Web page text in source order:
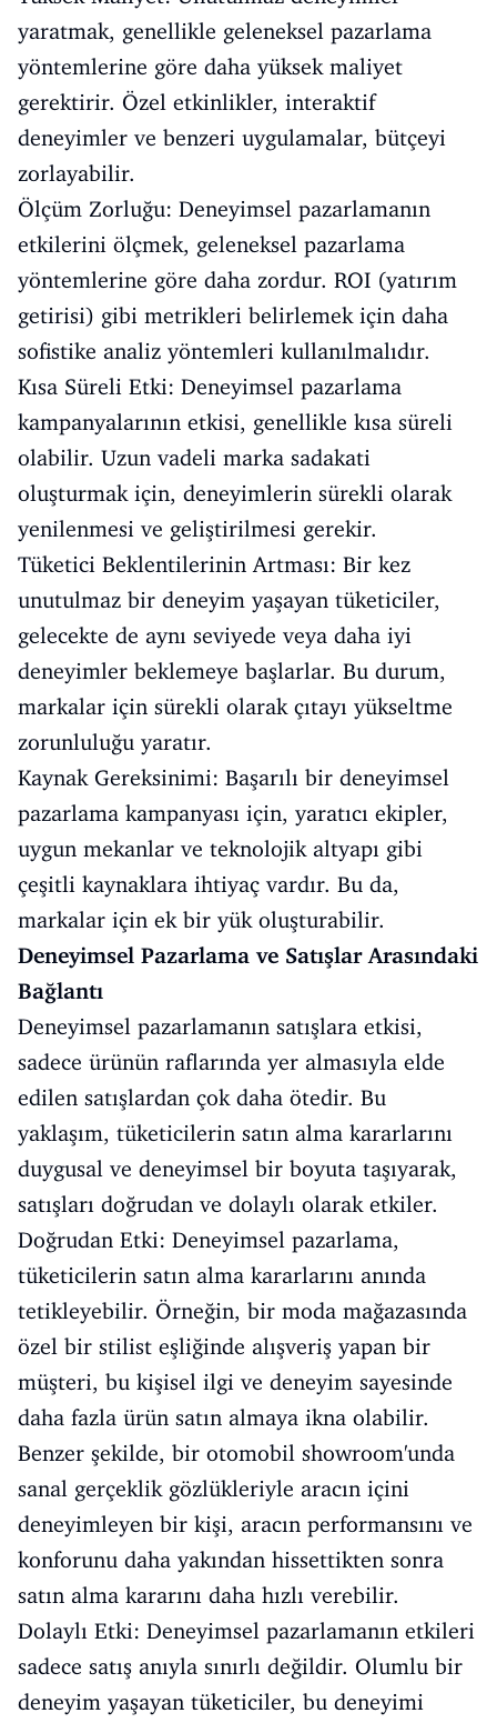
yaratmak, genellikle geleneksel pazarlama
yöntemlerine göre daha yüksek maliyet
gerektirir. Özel etkinlikler, interaktif
deneyimler ve benzeri uygulamalar, bütçeyi
zorlayabilir.
Ölçüm Zorluğu: Deneyimsel pazarlamanın
etkilerini ölçmek, geleneksel pazarlama
yöntemlerine göre daha zordur. ROI (yatırım
getirisi) gibi metrikleri belirlemek için daha
sofistike analiz yöntemleri kullanılmalıdır.
Kısa Süreli Etki: Deneyimsel pazarlama
kampanyalarının etkisi, genellikle kısa süreli
olabilir. Uzun vadeli marka sadakati
oluşturmak için, deneyimlerin sürekli olarak
yenilenmesi ve geliştirilmesi gerekir.
Tüketici Beklentilerinin Artması: Bir kez
unutulmaz bir deneyim yaşayan tüketiciler,
gelecekte de aynı seviyede veya daha iyi
deneyimler beklemeye başlarlar. Bu durum,
markalar için sürekli olarak çıtayı yükseltme
zorunluluğu yaratır.
Kaynak Gereksinimi: Başarılı bir deneyimsel
pazarlama kampanyası için, yaratıcı ekipler,
uygun mekanlar ve teknolojik altyapı gibi
çeşitli kaynaklara ihtiyaç vardır. Bu da,
markalar için ek bir yük oluşturabilir.
Deneyimsel Pazarlama ve Satışlar Arasındaki
Bağlantı
Deneyimsel pazarlamanın satışlara etkisi,
sadece ürünün raflarında yer almasıyla elde
edilen satışlardan çok daha ötedir. Bu
yaklaşım, tüketicilerin satın alma kararlarını
duygusal ve deneyimsel bir boyuta taşıyarak,
satışları doğrudan ve dolaylı olarak etkiler.
Doğrudan Etki: Deneyimsel pazarlama,
tüketicilerin satın alma kararlarını anında
tetikleyebilir. Örneğin, bir moda mağazasında
özel bir stilist eşliğinde alışveriş yapan bir
müşteri, bu kişisel ilgi ve deneyim sayesinde
daha fazla ürün satın almaya ikna olabilir.
Benzer şekilde, bir otomobil showroom'unda
sanal gerçeklik gözlükleriyle aracın içini
deneyimleyen bir kişi, aracın performansını ve
konforunu daha yakından hissettikten sonra
satın alma kararını daha hızlı verebilir.
Dolaylı Etki: Deneyimsel pazarlamanın etkileri
sadece satış anıyla sınırlı değildir. Olumlu bir
deneyim yaşayan tüketiciler, bu deneyimi